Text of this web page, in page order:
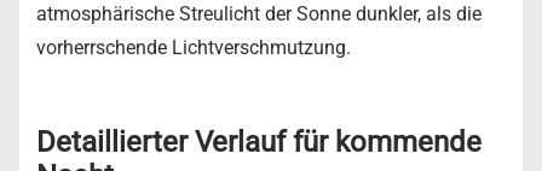
atmosphärische Streulicht der Sonne dunkler, als die
vorherrschende Lichtverschmutzung.
Detaillierter Verlauf für kommende